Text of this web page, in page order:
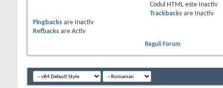
Codul HTML este
Inactiv
Trackbacksare
Inactiv
Pingbacks are
Inactiv
Refbacks are Activ
Reguli Forum